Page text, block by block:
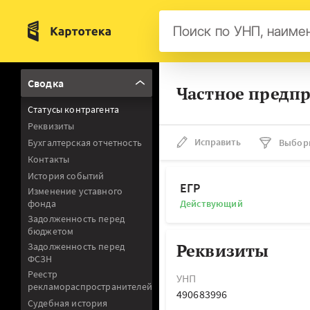
Сводка
Статусы контрагента
Реквизиты
Бухгалтерская отчетность
Контакты
История событий
Изменение уставного
фонда
Задолженность перед
бюджетом
Задолженность перед
ФСЗН
Реестр
рекламораспространителей
Судебная история
Частное
Исправить
ЕГР
Действующий
Реквизиты
УНП
490683996